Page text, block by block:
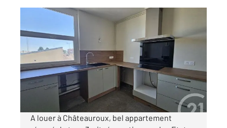
CHATEAUROUX 36
64,12 m
, 3 pièces
Ref : 10379
Appartement T3 à louer
520 €
par mois charges comprises
A louer à Châteauroux, bel appartement